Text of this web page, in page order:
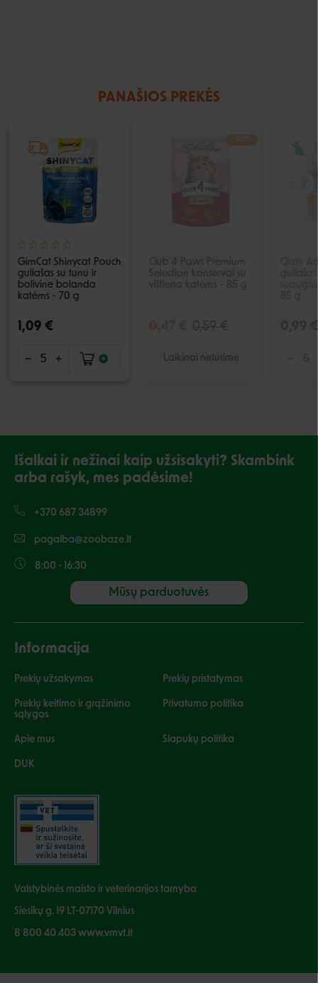
PANAŠIOS PREKĖS
GimCat Shinycat Pouch
guliašas su tunu ir
bolivine bolanda
katėms - 70 g
1,09 €
Oasy
0,99 €
Išalkai ir nežinai kaip užsisakyti? Skambink
arba rašyk, mes padėsime!
+370 687 34899
pagalba@zoobaze.lt
8:00 - 16:30
Mūsų parduotuvės
Informacija
Prekių užsakymas Prekių pristatymas
Prekių keitimo ir grąžinimo
sąlygos
Privatumo politika
Apie mus Slapukų politika
DUK
Valstybinės maisto ir veterinarijos tarnyba
Siesikų g. 19 LT-07170 Vilnius
8 800 40 403 www.vmvt.lt